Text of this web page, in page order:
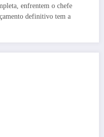
enfrentem o chefe
definitivo tem a